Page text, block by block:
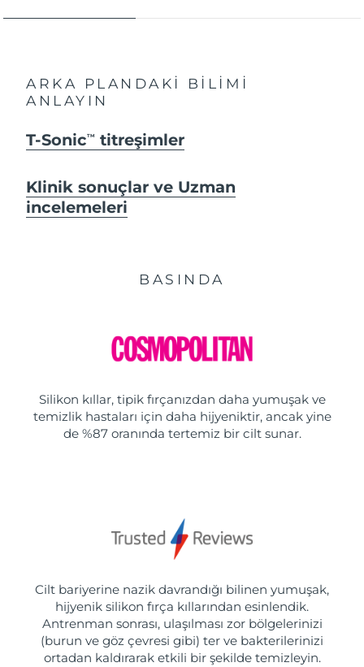
ARKA PLANDAKİ BİLİMİ
ANLAYIN
T-SonicTM titreşimler
Klinik sonuçlar ve Uzman
incelemeleri
BASINDA
Silikon kıllar, tipik fırçanızdan daha yumuşak ve
temizlik hastaları için daha hijyeniktir, ancak yine
de %87 oranında tertemiz bir cilt sunar.
Cilt bariyerine nazik davrandığı bilinen yumuşak,
hijyenik silikon fırça kıllarından esinlendik.
Antrenman sonrası, ulaşılması zor bölgelerinizi
(burun ve göz çevresi gibi) ter ve bakterilerinizi
ortadan kaldırarak etkili bir şekilde temizleyin.